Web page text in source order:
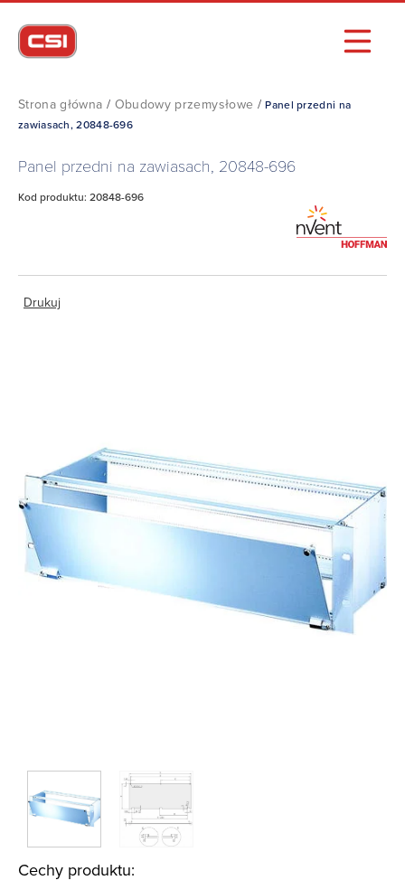
Strona główna / Obudowy przemysłowe /Panel przedni na
zawiasach, 20848-696
Panel przedni na zawiasach, 20848-696
Kod produktu: 20848-696
Drukuj
Cechy produktu: